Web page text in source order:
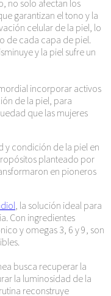
no solo afectan los
garantizan el tono y la
celular de la piel, lo
de cada capa de piel.
y la piel sufre un
incorporar activos
de la piel, para
que las mujeres
y condición de la piel en
planteado por
en pioneros
, la solución ideal para
Con ingredientes
y omegas 3, 6 y 9, son
busca recuperar la
la luminosidad de la
reconstruye